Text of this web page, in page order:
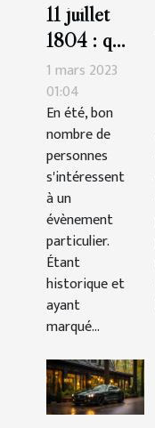
11 juillet
1804 : que
retenir du
duel au
pistolet
mémorable
à New
York ?
1 mars 2023
01:04
En été, bon
nombre de
personnes
s'intéressent
à un
évènement
particulier.
Étant
historique et
ayant
marqué...